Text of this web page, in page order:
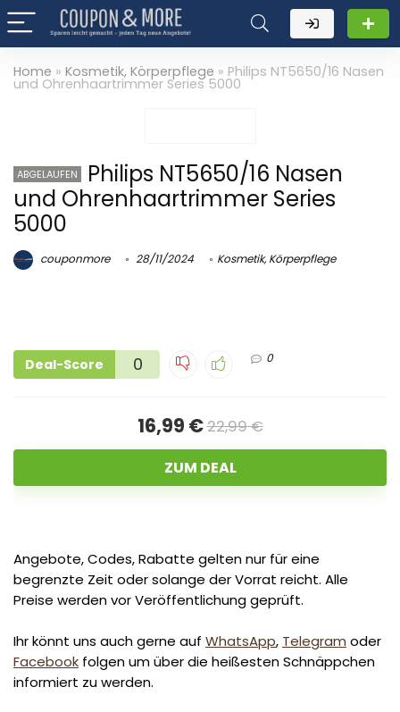
Home » Kosmetik, Körperpflege » Philips NT5650/16 Nasen
und Ohrenhaartrimmer Series 5000
ABGELAUFEN
Philips NT5650/16 Nasen
und Ohrenhaartrimmer Series
5000
couponmore 28/11/2024 Kosmetik, Körperpflege
Deal-Score 0 0
16,99 €22,99 €
ZUM DEAL
Angebote, Codes, Rabatte gelten nur für eine
begrenzte Zeit oder solange der Vorrat reicht. Alle
Preise werden vor Veröffentlichung geprüft.
Ihr könnt uns auch gerne auf WhatsApp, Telegram oder
Facebook folgen um über die heißesten Schnäppchen
informiert zu werden.